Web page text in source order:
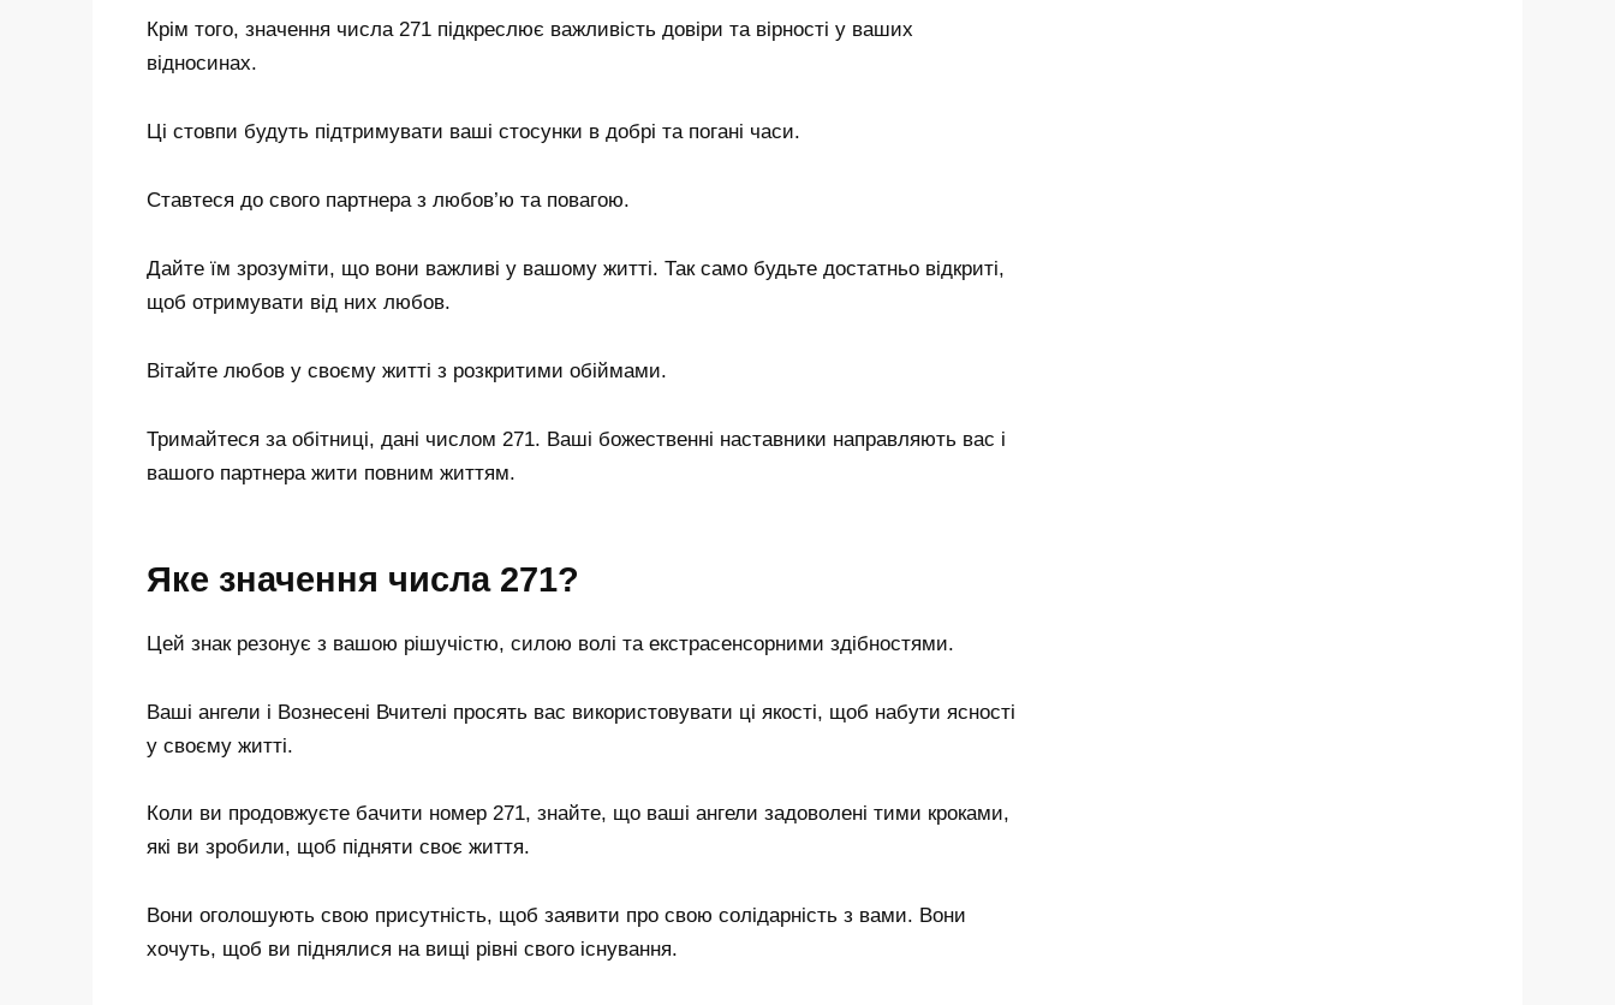
Крім того, значення числа 271 підкреслює важливість довіри та вірності у ваших
відносинах.
Ці стовпи будуть підтримувати ваші стосунки в добрі та погані часи.
Ставтеся до свого партнера з любов’ю та повагою.
Дайте їм зрозуміти, що вони важливі у вашому житті. Так само будьте достатньо відкриті,
щоб отримувати від них любов.
Вітайте любов у своєму житті з розкритими обіймами.
Тримайтеся за обітниці, дані числом 271. Ваші божественні наставники направляють вас і
вашого партнера жити повним життям.
Яке значення числа 271?
Цей знак резонує з вашою рішучістю, силою волі та екстрасенсорними здібностями.
Ваші ангели і Вознесені Вчителі просять вас використовувати ці якості, щоб набути ясності
у своєму житті.
Коли ви продовжуєте бачити номер 271, знайте, що ваші ангели задоволені тими кроками,
які ви зробили, щоб підняти своє життя.
Вони оголошують свою присутність, щоб заявити про свою солідарність з вами. Вони
хочуть, щоб ви піднялися на вищі рівні свого існування.